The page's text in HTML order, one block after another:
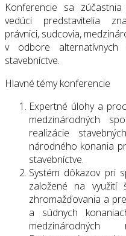
Konferencie sa
vedúci predstavitelia
právnici, sudcovia,
v odbore
stavebníctve.
Hlavné témy konferencie
Expertné úlohy a
medzinárodných
realizácie
národného konania
stavebníctve.
Systém dôkazov pri
založené na využití
zhromažďovania a
a súdnych
medzinárodných